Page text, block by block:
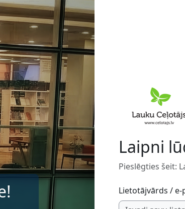
Laipni
Pieslēgties šeit:
Lietotājvārds / e-